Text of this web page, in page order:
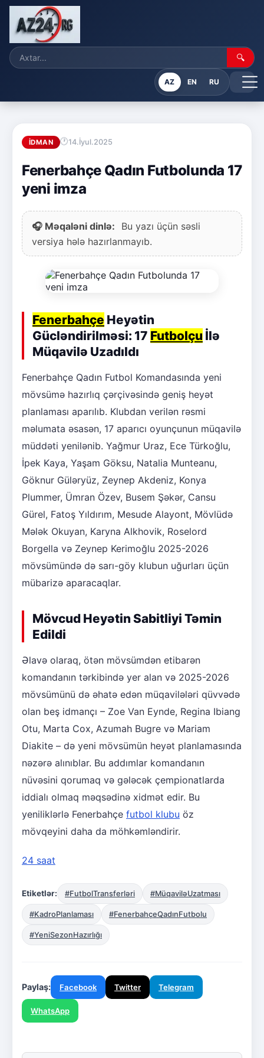
🔍
AZ EN RU
İDMAN 14.İyul.2025
Fenerbahçe Qadın Futbolunda 17
yeni imza
🎧 Məqaləni dinlə:
Bu yazı üçün səsli
versiya hələ hazırlanmayıb.
Fenerbahçe Heyətin
Gücləndirilməsi: 17 Futbolçu İlə
Müqavilə Uzadıldı
Fenerbahçe Qadın Futbol Komandasında yeni
mövsümə hazırlıq çərçivəsində geniş heyət
planlaması aparılıb. Klubdan verilən rəsmi
məlumata əsasən, 17 aparıcı oyunçunun müqavilə
müddəti yenilənib. Yağmur Uraz, Ece Türkoğlu,
İpek Kaya, Yaşam Göksu, Natalia Munteanu,
Göknur Güləryüz, Zeynep Akdeniz, Konya
Plummer, Ümran Özev, Busem Şəkər, Cansu
Gürel, Fatoş Yıldırım, Mesude Alayont, Mövlüdə
Mələk Okuyan, Karyna Alkhovik, Roselord
Borgella və Zeynep Kerimoğlu 2025-2026
mövsümündə də sarı-göy klubun uğurları üçün
mübarizə aparacaqlar.
Mövcud Heyətin Sabitliyi Təmin
Edildi
Əlavə olaraq, ötən mövsümdən etibarən
komandanın tərkibində yer alan və 2025-2026
mövsümünü də əhatə edən müqavilələri qüvvədə
olan beş idmançı – Zoe Van Eynde, Regina Ibiang
Otu, Marta Cox, Azumah Bugre və Mariam
Diakite – də yeni mövsümün heyət planlamasında
nəzərə alınıblar. Bu addımlar komandanın
nüvəsini qorumaq və gələcək çempionatlarda
iddialı olmaq məqsədinə xidmət edir. Bu
yeniliklərlə Fenerbahçe futbol klubu öz
mövqeyini daha da möhkəmləndirir.
24 saat
Etiketlər: #FutbolTransferləri #MüqaviləUzatması
#KadroPlanlaması #FenerbahçeQadınFutbolu
#YeniSezonHazırlığı
Paylaş: Facebook Twitter Telegram
WhatsApp